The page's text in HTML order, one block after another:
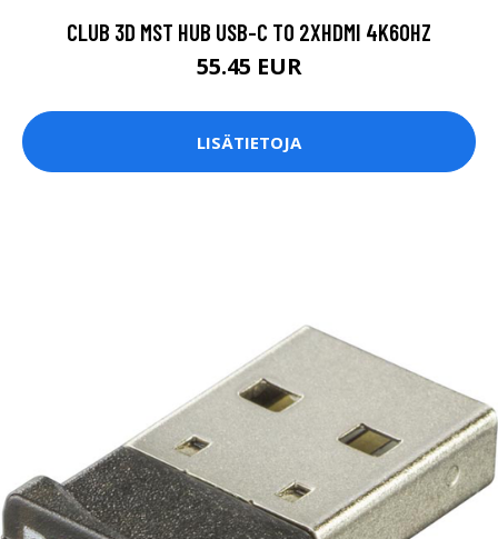
CLUB 3D MST HUB USB-C TO 2XHDMI 4K60HZ
55.45 EUR
LISÄTIETOJA